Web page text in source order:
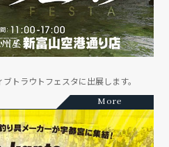
トラウトフェスタに出展します。
More